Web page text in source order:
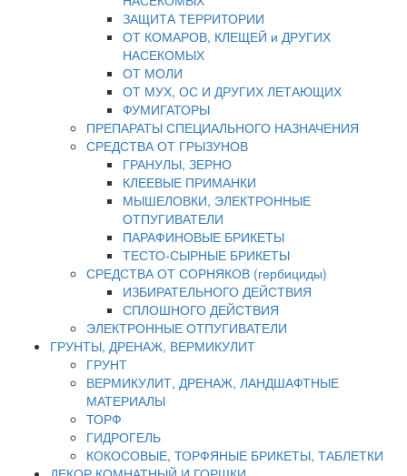
ЗАЩИТА ТЕРРИТОРИИ
ОТ КОМАРОВ, КЛЕЩЕЙ и ДРУГИХ
НАСЕКОМЫХ
ОТ МОЛИ
ОТ МУХ, ОС И ДРУГИХ ЛЕТАЮЩИХ
ФУМИГАТОРЫ
ПРЕПАРАТЫ СПЕЦИАЛЬНОГО НАЗНАЧЕНИЯ
СРЕДСТВА ОТ ГРЫЗУНОВ
ГРАНУЛЫ, ЗЕРНО
КЛЕЕВЫЕ ПРИМАНКИ
МЫШЕЛОВКИ, ЭЛЕКТРОННЫЕ
ОТПУГИВАТЕЛИ
ПАРАФИНОВЫЕ БРИКЕТЫ
ТЕСТО-СЫРНЫЕ БРИКЕТЫ
СРЕДСТВА ОТ СОРНЯКОВ (гербициды)
ИЗБИРАТЕЛЬНОГО ДЕЙСТВИЯ
СПЛОШНОГО ДЕЙСТВИЯ
ЭЛЕКТРОННЫЕ ОТПУГИВАТЕЛИ
ГРУНТЫ, ДРЕНАЖ, ВЕРМИКУЛИТ
ГРУНТ
ВЕРМИКУЛИТ, ДРЕНАЖ, ЛАНДШАФТНЫЕ
МАТЕРИАЛЫ
ТОРФ
ГИДРОГЕЛЬ
КОКОСОВЫЕ, ТОРФЯНЫЕ БРИКЕТЫ, ТАБЛЕТКИ